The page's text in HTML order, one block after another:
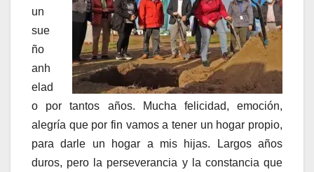
un
sue
ño
anh
elad
o por tantos años. Mucha felicidad, emoción,
alegría que por fin vamos a tener un hogar propio,
para darle un hogar a mis hijas. Largos años
duros, pero la perseverancia y la constancia que